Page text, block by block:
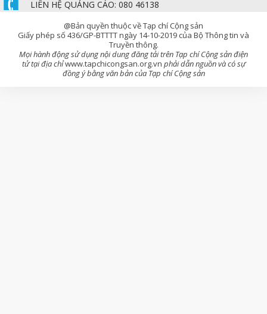
LIÊN HỆ QUẢNG CÁO: 080 46138
@Bản quyền thuộc về Tạp chí Cộng sản
Giấy phép số 436/GP-BTTTT ngày 14-10-2019 của Bộ Thông tin và
Truyền thông.
Mọi hành động sử dụng nội dung đăng tải trên Tạp chí Cộng sản điện
tử tại địa chỉwww.tapchicongsan.org.vn phải dẫn nguồn và có sự
đồng ý bằng văn bản của Tạp chí Cộng sản